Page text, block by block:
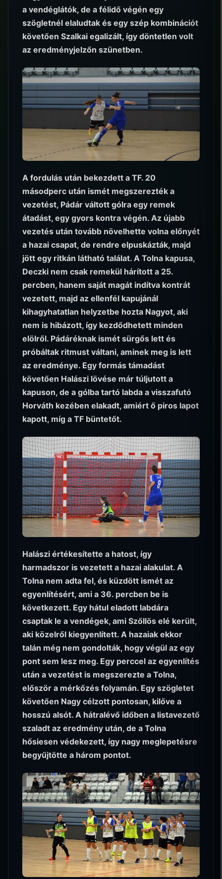
a vendéglátók, de a félidő végén egy
szögletnél elaludtak és egy szép kombinációt
követően Szalkai egalizált, így döntetlen volt
az eredményjelzőn szünetben.
A fordulás után bekezdett a TF. 20
másodperc után ismét megszerezték a
vezetést, Pádár váltott gólra egy remek
átadást, egy gyors kontra végén. Az újabb
vezetés után tovább növelhette volna előnyét
a hazai csapat, de rendre elpuskázták, majd
jött egy ritkán látható találat. A Tolna kapusa,
Deczki nem csak remekül hárított a 25.
percben, hanem saját magát indítva kontrát
vezetett, majd az ellenfél kapujánál
kihagyhatatlan helyzetbe hozta Nagyot, aki
nem is hibázott, így kezdődhetett minden
elölről. Pádáréknak ismét sürgős lett és
próbáltak ritmust váltani, aminek meg is lett
az eredménye. Egy formás támadást
követően Halászi lövése már túljutott a
kapuson, de a gólba tartó labda a visszafutó
Horváth kezében elakadt, amiért ő piros lapot
kapott, míg a TF büntetőt.
Halászi értékesítette a hatost, így
harmadszor is vezetett a hazai alakulat. A
Tolna nem adta fel, és küzdött ismét az
egyenlítésért, ami a 36. percben be is
következett. Egy hátul eladott labdára
csaptak le a vendégek, ami Szőllös elé került,
aki közelről kiegyenlített. A hazaiak ekkor
talán még nem gondolták, hogy végül az egy
pont sem lesz meg. Egy perccel az egyenlítés
után a vezetést is megszerezte a Tolna,
először a mérkőzés folyamán. Egy szögletet
követően Nagy célzott pontosan, kilőve a
hosszú alsót. A hátralévő időben a listavezető
szaladt az eredmény után, de a Tolna
hősiesen védekezett, így nagy meglepetésre
begyűjtötte a három pontot.